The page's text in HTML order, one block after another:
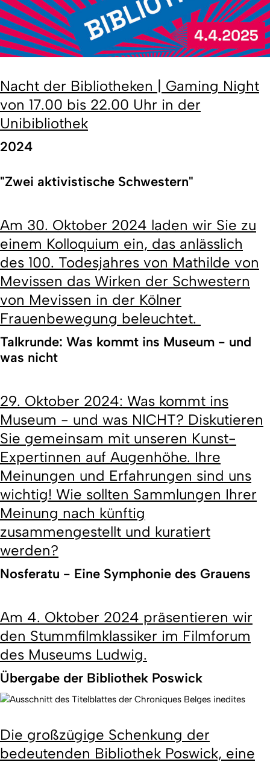
Nacht der Bibliotheken | Gaming Night
von 17.00 bis 22.00 Uhr in der
Unibibliothek
2024
"Zwei aktivistische Schwestern"
Am 30. Oktober 2024 laden wir Sie zu
einem Kolloquium ein, das anlässlich
des 100. Todesjahres von Mathilde von
Mevissen das Wirken der Schwestern
von Mevissen in der Kölner
Frauenbewegung beleuchtet.
Talkrunde: Was kommt ins Museum - und
was nicht
29. Oktober 2024: Was kommt ins
Museum - und was NICHT? Diskutieren
Sie gemeinsam mit unseren Kunst-
Expertinnen auf Augenhöhe. Ihre
Meinungen und Erfahrungen sind uns
wichtig! Wie sollten Sammlungen Ihrer
Meinung nach künftig
zusammengestellt und kuratiert
werden?
Nosferatu - Eine Symphonie des Grauens
Am 4. Oktober 2024 präsentieren wir
den Stummfilmklassiker im Filmforum
des Museums Ludwig.
Übergabe der Bibliothek Poswick
Die großzügige Schenkung der
bedeutenden Bibliothek Poswick, eine